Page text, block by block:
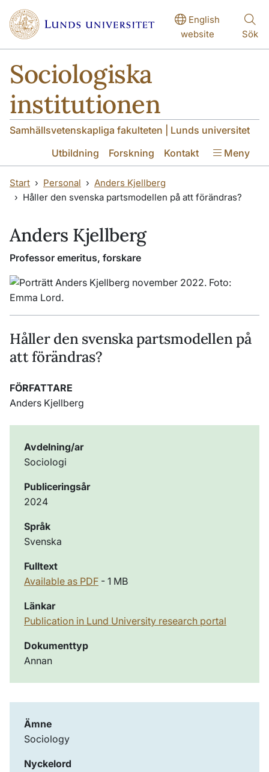
Hoppa till huvudinnehåll
English
website
Sök
Sociologiska
institutionen
Samhällsvetenskapliga fakulteten | Lunds universitet
Utbildning
Forskning Kontakt Meny
Start Personal
Anders Kjellberg
Håller den svenska partsmodellen på att förändras?
Anders Kjellberg
Professor emeritus, forskare
Håller den svenska partsmodellen på
att förändras?
FÖRFATTARE
Anders Kjellberg
Avdelning/ar
Sociologi
Publiceringsår
2024
Språk
Svenska
Fulltext
Available as PDF - 1 MB
Länkar
Publication in Lund University research portal
Dokumenttyp
Annan
Ämne
Sociology
Nyckelord